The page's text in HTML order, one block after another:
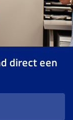
direct een